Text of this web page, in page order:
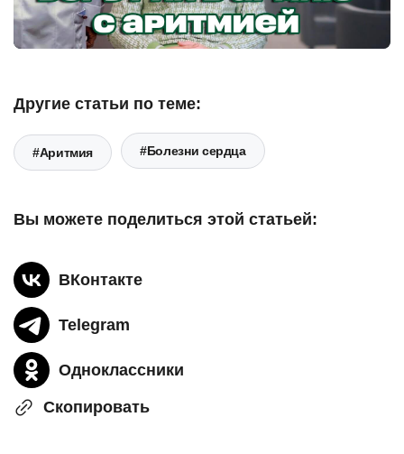
Другие статьи по теме:
#Аритмия #Болезни сердца
Вы можете поделиться этой статьей:
ВКонтакте
Telegram
Одноклассники
Скопировать